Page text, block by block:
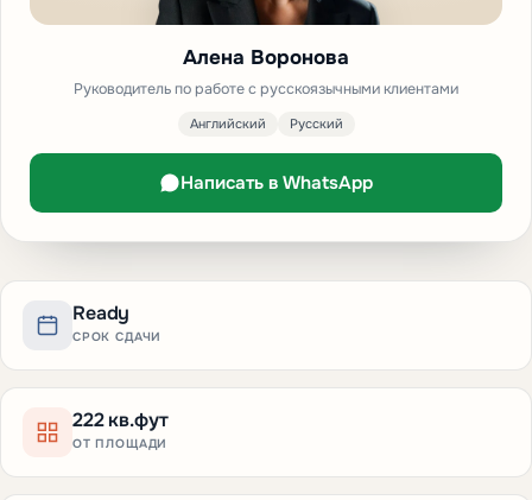
Ready
СРОК СДАЧИ
222 кв.фут
ОТ ПЛОЩАДИ
Алена Воронова
Руководитель по работе с русскоязычными клиентами
Английский Русский
Написать в WhatsApp